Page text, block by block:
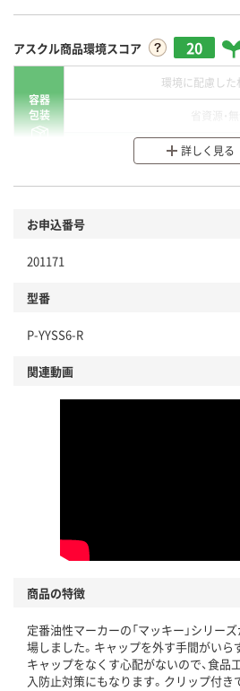
アスクル商品環境スコア 20
容器
包装
環境に配慮した
分別・リサイクルし
本体
仕組
詳しく見る
お申込番号
201171
型番
P-YYSS6-R
関連動画
商品の特徴
定番油性マーカーの「マッキー」シリー
場しました。キャップを外す手間がいら
キャップをなくす心配がないので、食品
入防止対策にもなります。クリップ付き